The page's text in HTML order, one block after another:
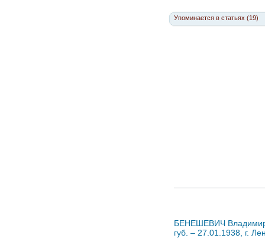
Упоминается в статьях (19)
БЕНЕШЕВИЧ Владимир
губ. – 27.01.1938, г.